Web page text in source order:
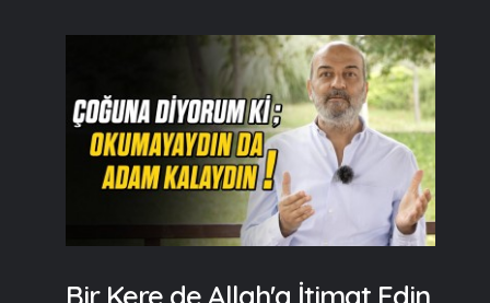
Bir Kere de Allah'a İtimat Edin